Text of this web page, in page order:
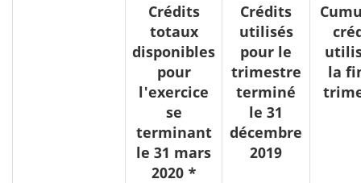
Crédits
totaux
disponibles
pour
l'exercice
se
terminant
le 31 mars
2020 *
Crédits
utilisés
pour le
trimestre
terminé
le 31
décembre
2019
la